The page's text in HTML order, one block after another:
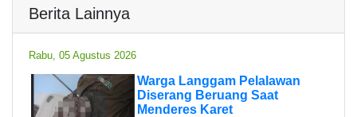
Berita Lainnya
Rabu, 05 Agustus 2026
Warga Langgam Pelalawan
Diserang Beruang Saat
Menderes Karet